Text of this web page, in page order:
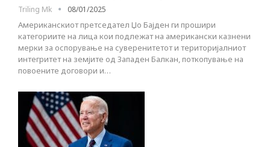
Triling Mk 08/01/2025
Американскиот претседател Џо Бајден ги прошири
категориите на лица кои подлежат на американски казнени
мерки за оспорување на суверенитетот и територијалниот
интегритет на земјите од Западен Балкан, поткопување на
повоените договори и…